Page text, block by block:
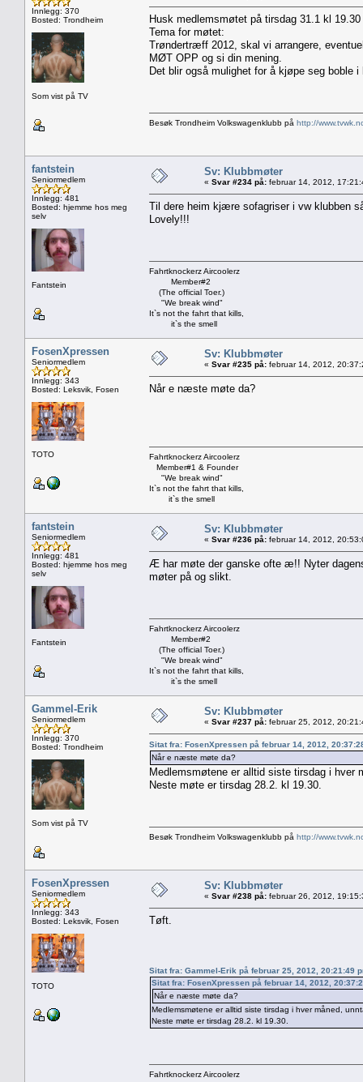
Innlegg: 370
Bosted: Trondheim
Som vist på TV
Husk medlemsmøtet på tirsdag 31.1 kl
Tema for møtet:
Trøndertræff 2012, skal vi arrangere,
MØT OPP og si din mening.
Det blir også mulighet for å kjøpe seg boble
Besøk Trondheim Volkswagenklubb på http://
fantstein
Seniormedlem
Innlegg: 481
Bosted: hjemme hos meg
selv
Fantstein
Sv: Klubbmøter
« Svar #234 på: februar 14, 2012,
Til dere heim kjære sofagriser i vw klubben
Lovely!!!
Fahrtknockerz Aircoolerz
Member#2
(The official Toer.)
"We break wind"
It`s not the fahrt that kills,
it`s the smell
FosenXpressen
Seniormedlem
Innlegg: 343
Bosted: Leksvik, Fosen
TOTO
Sv: Klubbmøter
« Svar #235 på: februar 14, 2012,
Når e næste møte da?
Fahrtknockerz Aircoolerz
Member#1 & Founder
"We break wind"
It`s not the fahrt that kills,
it`s the smell
fantstein
Seniormedlem
Innlegg: 481
Bosted: hjemme hos meg
selv
Fantstein
Sv: Klubbmøter
« Svar #236 på: februar 14, 2012,
Æ har møte der ganske ofte æ!! Nyter
møter på og slikt.
Fahrtknockerz Aircoolerz
Member#2
(The official Toer.)
"We break wind"
It`s not the fahrt that kills,
it`s the smell
Gammel-Erik
Seniormedlem
Innlegg: 370
Bosted: Trondheim
Som vist på TV
Sv: Klubbmøter
« Svar #237 på: februar 25, 2012,
Sitat fra: FosenXpressen på februar 14, 2012,
Når e næste møte da?
Medlemsmøtene er alltid siste tirsdag i hver
Neste møte er tirsdag 28.2. kl 19.30.
Besøk Trondheim Volkswagenklubb på http://
FosenXpressen
Seniormedlem
Innlegg: 343
Bosted: Leksvik, Fosen
TOTO
Sv: Klubbmøter
« Svar #238 på: februar 26, 2012,
Tøft.
Sitat fra: Gammel-Erik på februar 25, 2012, 20:21:49
Sitat fra: FosenXpressen på februar 14, 2012,
Når e næste møte da?
Medlemsmøtene er alltid siste tirsdag i hver måned,
Neste møte er tirsdag 28.2. kl 19.30.
Fahrtknockerz Aircoolerz